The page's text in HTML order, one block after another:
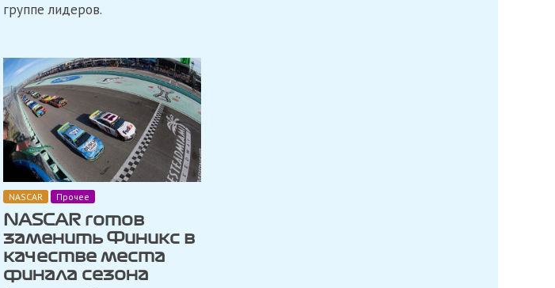
Эриксона
группе лидеров.
NASCAR Прочее
NASCAR готов
заменить Финикс в
качестве места
финала сезона